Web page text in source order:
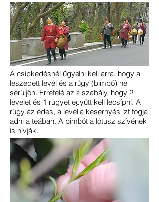
A csipkedésnél ügyelni kell arra, hogy a
leszedett levél és a rügy (bimbó) ne
sérüljön. Errefelé az a szabály, hogy 2
levelet és 1 rügyet együtt kell lecsípni. A
rügy az édes, a levél a kesernyés ízt fogja
adni a teában. A bimbót a lótusz szívének
is hívják.